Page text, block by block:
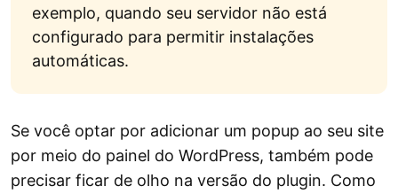
exemplo, quando seu servidor não está
configurado para permitir instalações
automáticas.
Se você optar por adicionar um popup ao seu site
por meio do painel do WordPress, também pode
precisar ficar de olho na versão do plugin. Como